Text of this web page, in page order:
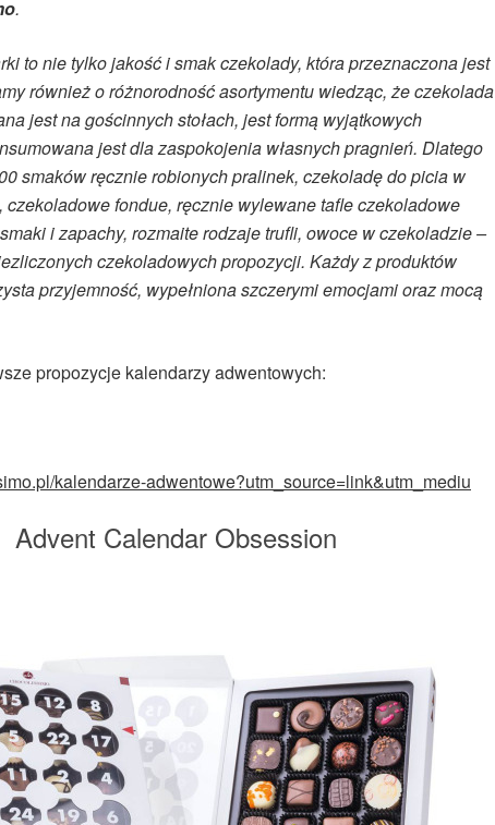
.
to nie tylko jakość i smak czekolady, która przeznaczona jest
również o różnorodność asortymentu wiedząc, że czekolada
jest na gościnnych stołach, jest formą wyjątkowych
jest dla zaspokojenia własnych pragnień. Dlatego
smaków ręcznie robionych pralinek, czekoladę do picia w
czekoladowe fondue, ręcznie wylewane tafle czekoladowe
i zapachy, rozmaite rodzaje trufli, owoce w czekoladzie –
czekoladowych propozycji. Każdy z produktów
przyjemność, wypełniona szczerymi emocjami oraz mocą
propozycje kalendarzy adwentowych:
kalendarze-adwentowe?utm_source=link&utm_mediu
Advent Calendar Obsession